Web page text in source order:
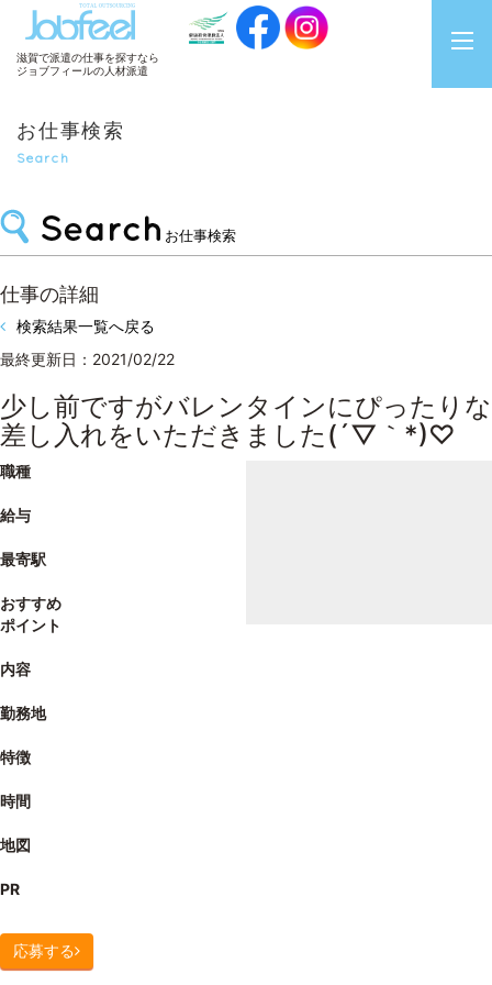
JobFeel
滋賀で派遣の仕事を探すなら
ジョブフィールの人材派遣
お仕事検索
Search
お仕事検索
仕事の詳細
検索結果一覧へ戻る
最終更新日：2021/02/22
少し前ですがバレンタインにぴったりな
差し入れをいただきました(´▽｀*)♡
職種
給与
最寄駅
おすすめ
ポイント
内容
勤務地
特徴
時間
地図
PR
応募する